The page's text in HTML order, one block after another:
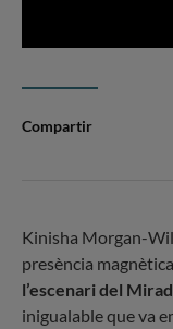
Compartir
Kinisha Morgan-
presència
l’escenari del
inigualable que va